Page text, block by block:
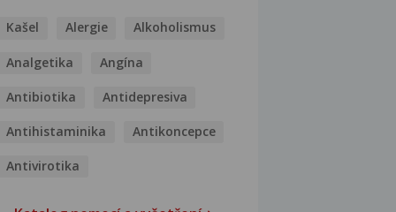
Kašel Alergie Alkoholismus
Analgetika Angína
Antibiotika Antidepresiva
Antihistaminika Antikoncepce
Antivirotika